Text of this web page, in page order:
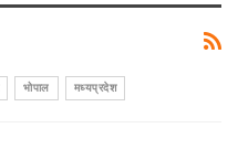
भोपाल मध्यप्रदेश